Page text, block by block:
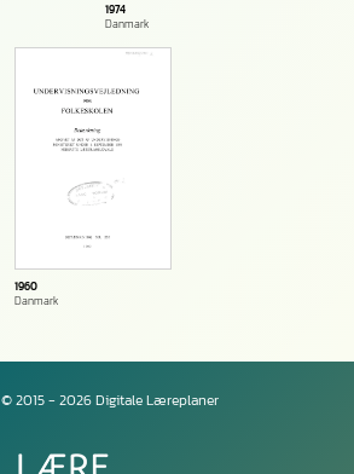
1974
Danmark
1960
Danmark
© 2015 - 2026 Digitale Læreplaner